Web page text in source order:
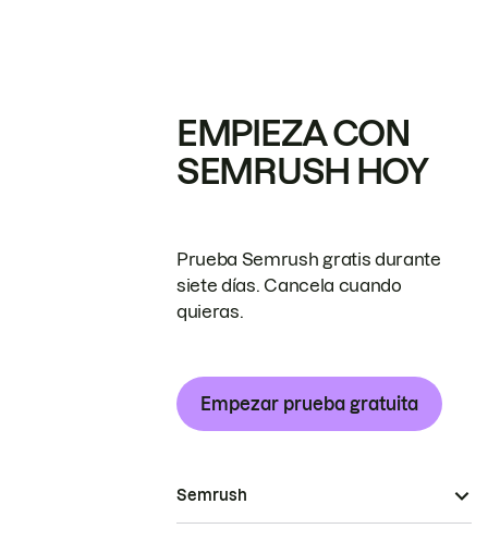
EMPIEZA CON
SEMRUSH HOY
Prueba Semrush gratis durante
siete días. Cancela cuando
quieras.
Empezar prueba gratuita
Semrush